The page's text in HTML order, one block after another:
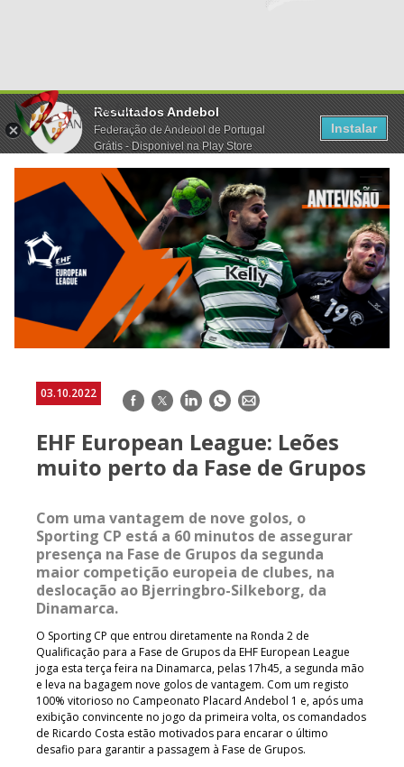
Resultados Andebol
Federação de Andebol de Portugal
Grátis - Disponivel na Play Store
Instalar
03.10.2022 Facebook
TwitterLinkedInWhatsApp
E-
EHF European League: Leões
muito perto da Fase de Grupos
Com uma vantagem de nove golos, o
Sporting CP está a 60 minutos de assegurar
presença na Fase de Grupos da segunda
maior competição europeia de clubes, na
deslocação ao Bjerringbro-Silkeborg, da
Dinamarca.
O Sporting CP que entrou diretamente na Ronda 2 de
Qualificação para a Fase de Grupos da EHF European League
joga esta terça feira na Dinamarca, pelas 17h45, a segunda mão
e leva na bagagem nove golos de vantagem. Com um registo
100% vitorioso no Campeonato Placard Andebol 1 e, após uma
exibição convincente no jogo da primeira volta, os comandados
de Ricardo Costa estão motivados para encarar o último
desafio para garantir a passagem à Fase de Grupos.